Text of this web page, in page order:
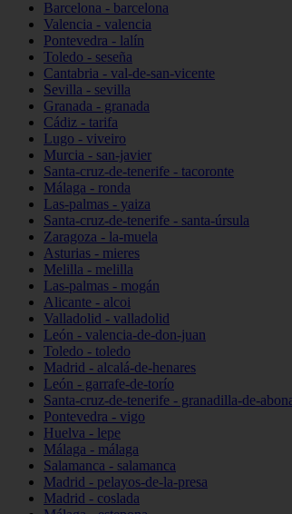
Barcelona - barcelona
Valencia - valencia
Pontevedra - lalín
Toledo - seseña
Cantabria - val-de-san-vicente
Sevilla - sevilla
Granada - granada
Cádiz - tarifa
Lugo - viveiro
Murcia - san-javier
Santa-cruz-de-tenerife - tacoronte
Málaga - ronda
Las-palmas - yaiza
Santa-cruz-de-tenerife - santa-úrsula
Zaragoza - la-muela
Asturias - mieres
Melilla - melilla
Las-palmas - mogán
Alicante - alcoi
Valladolid - valladolid
León - valencia-de-don-juan
Toledo - toledo
Madrid - alcalá-de-henares
León - garrafe-de-torío
Santa-cruz-de-tenerife - granadilla-de-
Pontevedra - vigo
Huelva - lepe
Málaga - málaga
Salamanca - salamanca
Madrid - pelayos-de-la-presa
Madrid - coslada